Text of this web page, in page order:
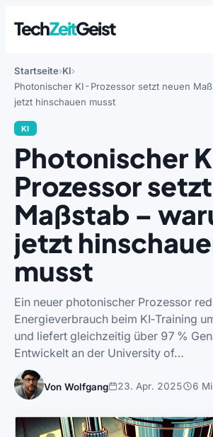
TechZeitGeist
Startseite KI
Photonischer KI-Prozessor setzt neuen
jetzt hinschauen musst
KI
Photonischer
Prozessor
Maßstab –
jetzt
musst
Ein neuer photonischer Prozessor
Energieverbrauch beim KI‑Training
und liefert gleichzeitig über 97 %
Entwickelt an der University of…
Von Wolfgang 23. Apr. 2025 6